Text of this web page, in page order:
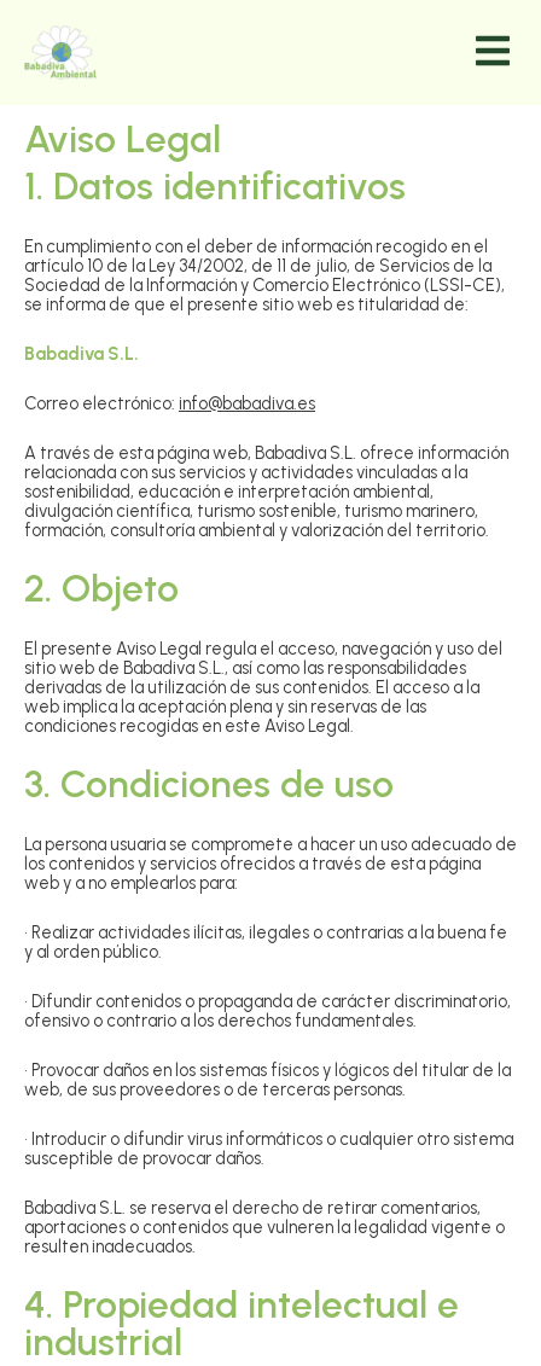
Aviso Legal
1. Datos identificativos
En cumplimiento con el deber de información recogido en el
artículo 10 de la Ley 34/2002, de 11 de julio, de Servicios de la
Sociedad de la Información y Comercio Electrónico (LSSI-CE),
se informa de que el presente sitio web es titularidad de:
Babadiva S.L.
Correo electrónico: info@babadiva.es
A través de esta página web, Babadiva S.L. ofrece información
relacionada con sus servicios y actividades vinculadas a la
sostenibilidad, educación e interpretación ambiental,
divulgación científica, turismo sostenible, turismo marinero,
formación, consultoría ambiental y valorización del territorio.
2. Objeto
El presente Aviso Legal regula el acceso, navegación y uso del
sitio web de Babadiva S.L., así como las responsabilidades
derivadas de la utilización de sus contenidos. El acceso a la
web implica la aceptación plena y sin reservas de las
condiciones recogidas en este Aviso Legal.
3. Condiciones de uso
La persona usuaria se compromete a hacer un uso adecuado de
los contenidos y servicios ofrecidos a través de esta página
web y a no emplearlos para:
• Realizar actividades ilícitas, ilegales o contrarias a la buena fe
y al orden público.
• Difundir contenidos o propaganda de carácter discriminatorio,
ofensivo o contrario a los derechos fundamentales.
• Provocar daños en los sistemas físicos y lógicos del titular de la
web, de sus proveedores o de terceras personas.
• Introducir o difundir virus informáticos o cualquier otro sistema
susceptible de provocar daños.
Babadiva S.L. se reserva el derecho de retirar comentarios,
aportaciones o contenidos que vulneren la legalidad vigente o
resulten inadecuados.
4. Propiedad intelectual e
industrial